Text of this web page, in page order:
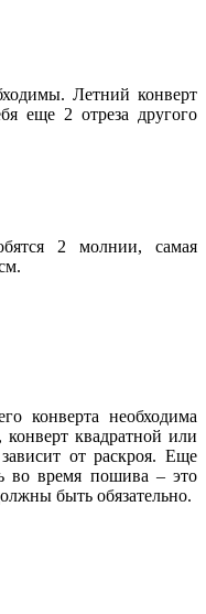
Летний конверт
еще 2 отреза другого
2 молнии, самая
конверта необходима
квадратной или
от раскроя. Еще
во время пошива – это
быть обязательно.